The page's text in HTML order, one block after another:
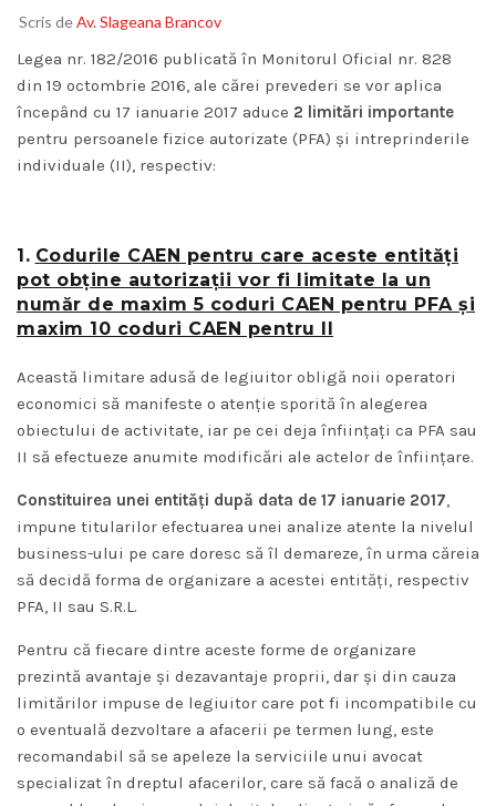
Scris deAv. Slageana Brancov
Legea nr. 182/2016 publicată în Monitorul Oficial nr. 828
din 19 octombrie 2016, ale cărei prevederi se vor aplica
începând cu 17 ianuarie 2017 aduce 2 limitări importante
pentru persoanele fizice autorizate (PFA) și intreprinderile
individuale (II), respectiv:
1. Codurile CAEN pentru care aceste entități
pot obține autorizații vor fi limitate la un
număr de maxim 5 coduri CAEN pentru PFA și
maxim 10 coduri CAEN pentru II
Această limitare adusă de legiuitor obligă noii operatori
economici să manifeste o atenție sporită în alegerea
obiectului de activitate, iar pe cei deja înființați ca PFA sau
II să efectueze anumite modificări ale actelor de înființare.
Constituirea unei entități după data de 17 ianuarie 2017,
impune titularilor efectuarea unei analize atente la nivelul
business-ului pe care doresc să îl demareze, în urma căreia
să decidă forma de organizare a acestei entități, respectiv
PFA, II sau S.R.L.
Pentru că fiecare dintre aceste forme de organizare
prezintă avantaje și dezavantaje proprii, dar și din cauza
limitărilor impuse de legiuitor care pot fi incompatibile cu
o eventuală dezvoltare a afacerii pe termen lung, este
recomandabil să se apeleze la serviciile unui avocat
specializat în dreptul afacerilor, care să facă o analiză de